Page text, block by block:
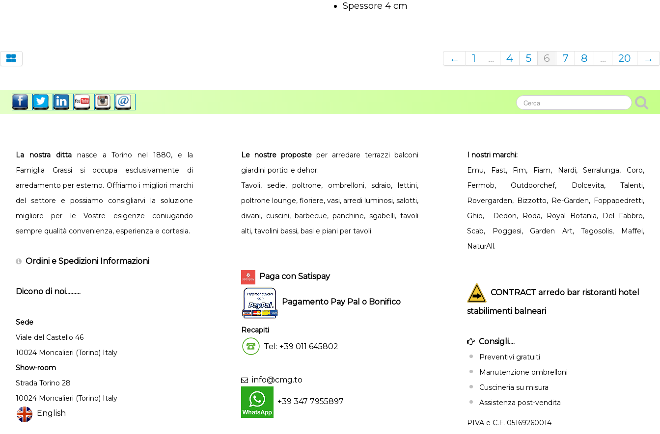
Spessore 4 cm
← 1 ... 4 5 6 7 8 ... 20 →
La nostra dittanasce a Torino nel 1880, e la
Famiglia Grassi si occupa esclusivamente di
arredamento per esterno. Offriamo i migliori marchi
del settore e possiamo consigliarvi la soluzione
migliore per le Vostre esigenze coniugando
sempre qualità convenienza, esperienza e cortesia.
Ordini e Spedizioni Informazioni
Dicono di noi..........
Sede
Viale del Castello 46
10024 Moncalieri (Torino) Italy
Show-room
Strada Torino 28
10024 Moncalieri (Torino) Italy
English
Le nostre proposte per arredare terrazzi balconi
giardini portici e dehor:
Tavoli, sedie, poltrone, ombrelloni, sdraio, lettini,
poltrone lounge, fioriere, vasi, arredi luminosi, salotti,
divani, cuscini, barbecue, panchine, sgabelli, tavoli
alti, tavolini bassi, basi e piani per tavoli.
Paga con Satispay
Pagamento Pay Pal o Bonifico
Recapiti
Tel: +39 011 645802
info@cmg.to
+39 347 7955897
I nostri marchi:
Emu, Fast, Fim, Fiam, Nardi, Serralunga, Coro,
Fermob, Outdoorchef, Dolcevita, Talenti,
Rovergarden, Bizzotto, Re-Garden, Foppapedretti,
Ghio, Dedon, Roda, Royal Botania, Del Fabbro,
Scab, Poggesi, Garden Art, Tegosolis, Maffei,
NaturAll.
CONTRACT arredo bar ristoranti hotel
stabilimenti balneari
Consigli....
Preventivi gratuiti
Manutenzione ombrelloni
Cuscineria su misura
Assistenza post-vendita
PIVA e C.F. 05169260014